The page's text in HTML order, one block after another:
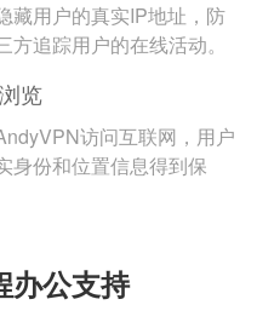
藏用户的真实IP地址，防
方追踪用户的在线活动。
览
访问互联网，用户
身份和位置信息得到保
办公支持